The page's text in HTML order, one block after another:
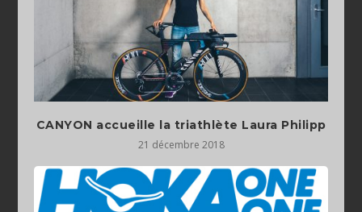
CANYON accueille la triathlète Laura Philipp
21 décembre 2018